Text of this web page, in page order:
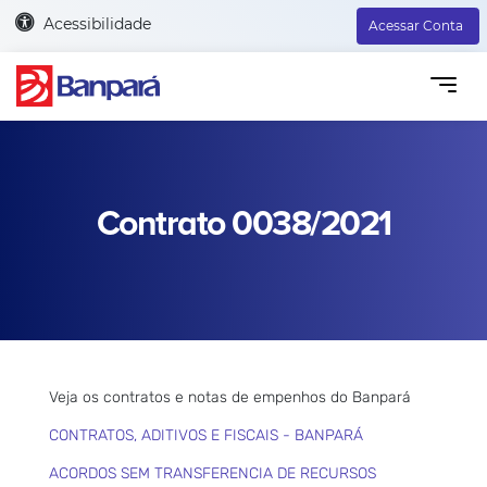
Acessibilidade Acessar Conta
Contrato 0038/2021
Veja os contratos e notas de empenhos do Banpará
CONTRATOS, ADITIVOS E FISCAIS - BANPARÁ
ACORDOS SEM TRANSFERENCIA DE RECURSOS